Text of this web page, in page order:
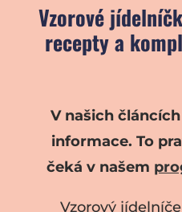
Vzorové
recepty a
V našich
informace. To
čeká v našem
Vzorový